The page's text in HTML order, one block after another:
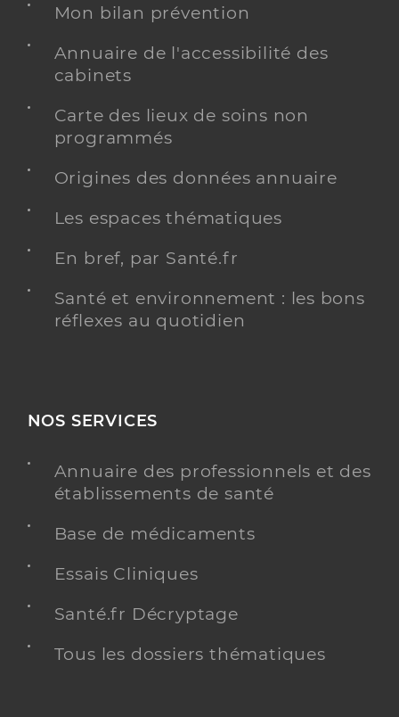
Mon bilan prévention
Annuaire de l'accessibilité des
cabinets
Carte des lieux de soins non
programmés
Origines des données annuaire
Les espaces thématiques
En bref, par Santé.fr
Santé et environnement : les bons
réflexes au quotidien
NOS SERVICES
Annuaire des professionnels et des
établissements de santé
Base de médicaments
Essais Cliniques
Santé.fr Décryptage
Tous les dossiers thématiques